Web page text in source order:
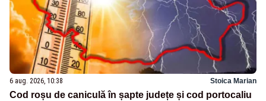
6 aug. 2026, 10:38 Stoica Marian
Cod roșu de caniculă în șapte județe și cod portocaliu